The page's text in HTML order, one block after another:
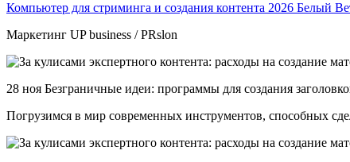
Компьютер для стриминга и создания контента 2026 Белый
Маркетинг UP business / PRslon
28 ноя Безграничные идеи: программы для создания
Погрузимся в мир современных инструментов, способных